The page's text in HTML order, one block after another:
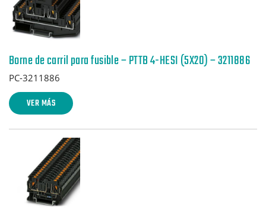
Borne de carril para fusible – PTTB 4-HESI (5X20) – 3211886
PC-3211886
VER MÁS